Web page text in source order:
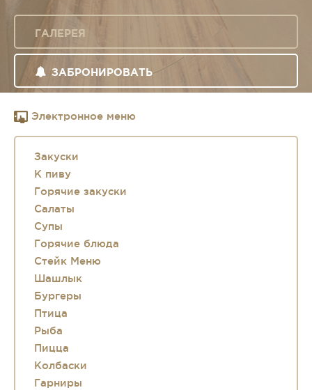
ГАЛЕРЕЯ
ЗАБРОНИРОВАТЬ
Электронное меню
Закуски
К пиву
Горячие закуски
Салаты
Супы
Горячие блюда
Стейк Меню
Шашлык
Бургеры
Птица
Рыба
Пицца
Колбаски
Гарниры